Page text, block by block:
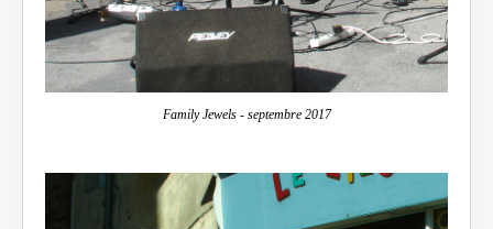
Family Jewels - septembre 2017